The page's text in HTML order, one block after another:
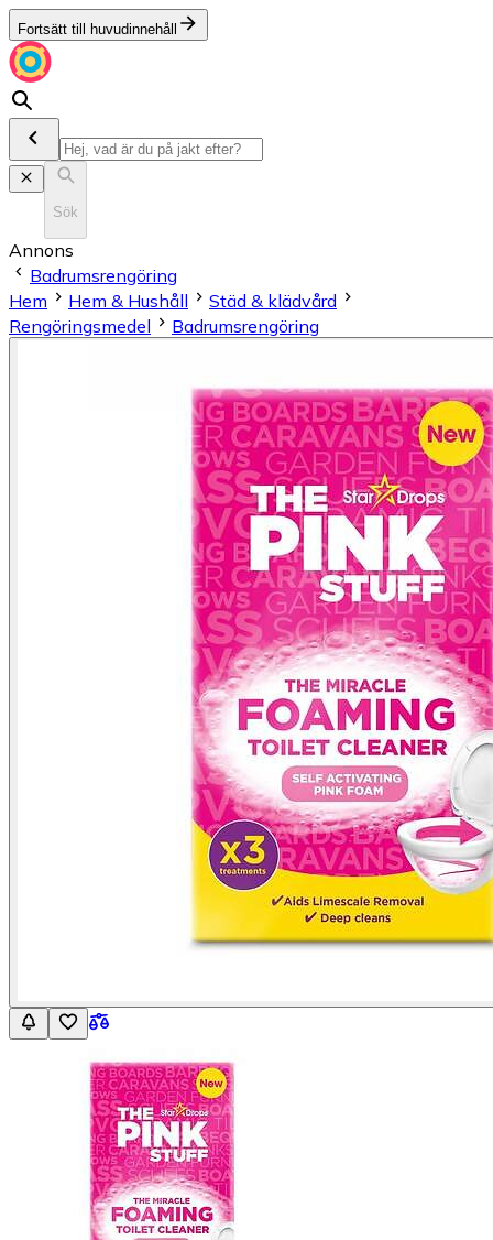
Fortsätt till huvudinnehåll
Sök
Annons
Badrumsrengöring
Hem
Hem & Hushåll
Städ & klädvård
Rengöringsmedel
Badrumsrengöring